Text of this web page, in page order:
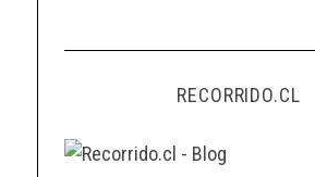
RECORRIDO.CL